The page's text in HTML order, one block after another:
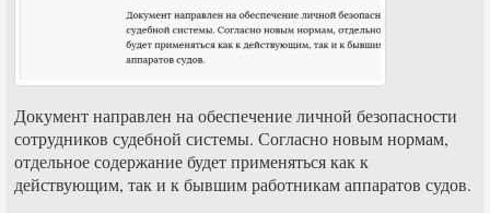
Документ направлен на обеспечение личной безопасности
сотрудников судебной системы. Согласно новым нормам,
отдельное содержание будет применяться как к
действующим, так и к бывшим работникам аппаратов судов.